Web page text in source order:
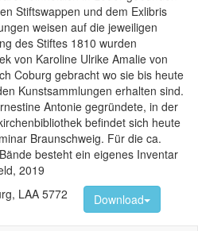
Stiftswappen und dem Exlibris
weisen auf die jeweiligen
des Stiftes 1810 wurden
von Karoline Ulrike Amalie von
Coburg gebracht wo sie bis heute
Kunstsammlungen erhalten sind.
Antonie gegründete, in der
befindet sich heute
Braunschweig. Für die ca.
besteht ein eigenes Inventar
2019
LAA 5772
Download